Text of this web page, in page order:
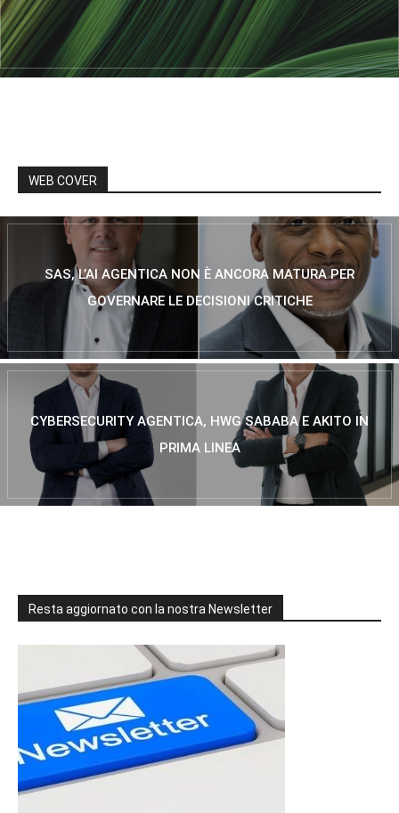
WEB COVER
SAS, L’AI AGENTICA NON È ANCORA MATURA PER
GOVERNARE LE DECISIONI CRITICHE
CYBERSECURITY AGENTICA, HWG SABABA E AKITO IN
PRIMA LINEA
Resta aggiornato con la nostra Newsletter